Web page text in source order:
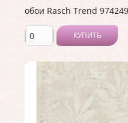
обои Rasch Trend 974249
КУПИТЬ
Коллекция:Trend
Длина рулона:
10.05 .
Ширина рулона:
1.06 .
Материал покрытия:
Германия